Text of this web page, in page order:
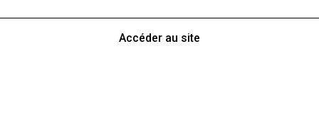
Accéder au site